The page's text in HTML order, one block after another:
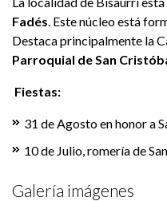
Fadés . Este núcleo está
Destaca principalmente la C
Parroquial de San
Fiestas:
31 de Agosto en honor a
10 de Julio, romería de
Galería imágenes